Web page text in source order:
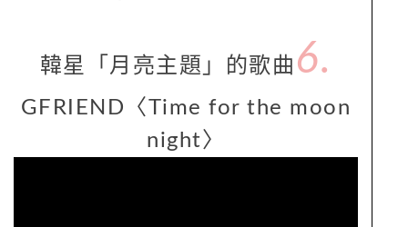
韓星「月亮主題」的歌曲 6.
GFRIEND〈Time for the moon
night〉